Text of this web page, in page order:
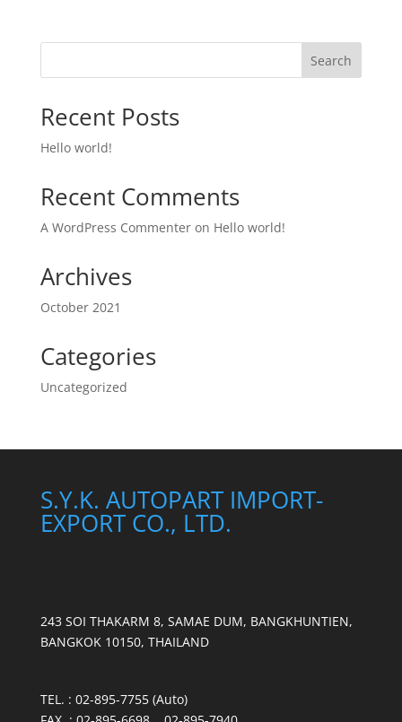
Search
Recent Posts
Hello world!
Recent Comments
A WordPress Commenteron Hello world!
Archives
October 2021
Categories
Uncategorized
S.Y.K. AUTOPART IMPORT-
EXPORT CO., LTD.
243 SOI THAKARM 8, SAMAE DUM, BANGKHUNTIEN,
BANGKOK 10150, THAILAND
TEL. : 02-895-7755 (Auto)